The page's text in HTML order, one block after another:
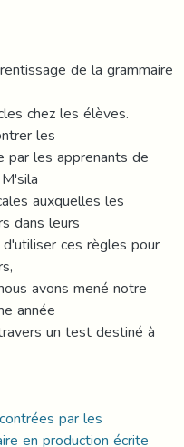
de la grammaire
chez les élèves.
les
par les apprenants de
auxquelles les
dans leurs
ces règles pour
avons mené notre
année
un test destiné à
par les
en production écrite